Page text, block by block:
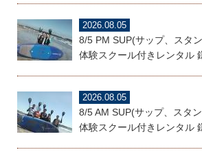
2026.08.05
8/5 PM SUP(サップ、スタ
体験スクール付きレンタル
2026.08.05
8/5 AM SUP(サップ、スタ
体験スクール付きレンタル